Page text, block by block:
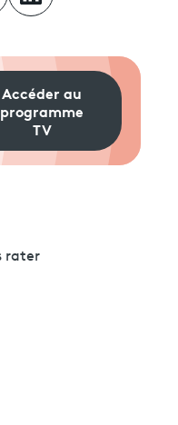
Accéder au
programme
TV
rater